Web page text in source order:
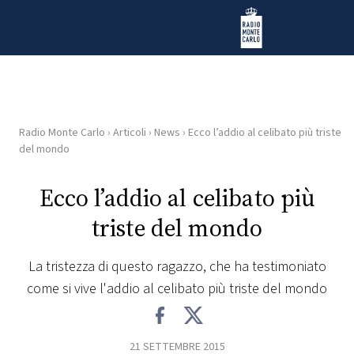
Radio Monte Carlo
HOME
RADIO
PLAYLIST
Radio Monte Carlo › Articoli › News › Ecco l’addio al celibato più triste
del mondo
Ecco l’addio al celibato più
triste del mondo
La tristezza di questo ragazzo, che ha testimoniato
come si vive l'addio al celibato più triste del mondo
21 SETTEMBRE 2015